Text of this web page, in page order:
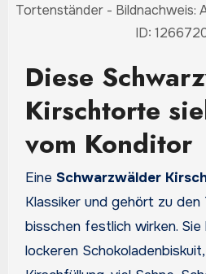
Tortenständer - Bildnachweis:
ID:
Diese
Kirschtorte
vom Konditor
Eine Schwarzwälder
Klassiker und gehört zu den
bisschen festlich wirken.
lockeren